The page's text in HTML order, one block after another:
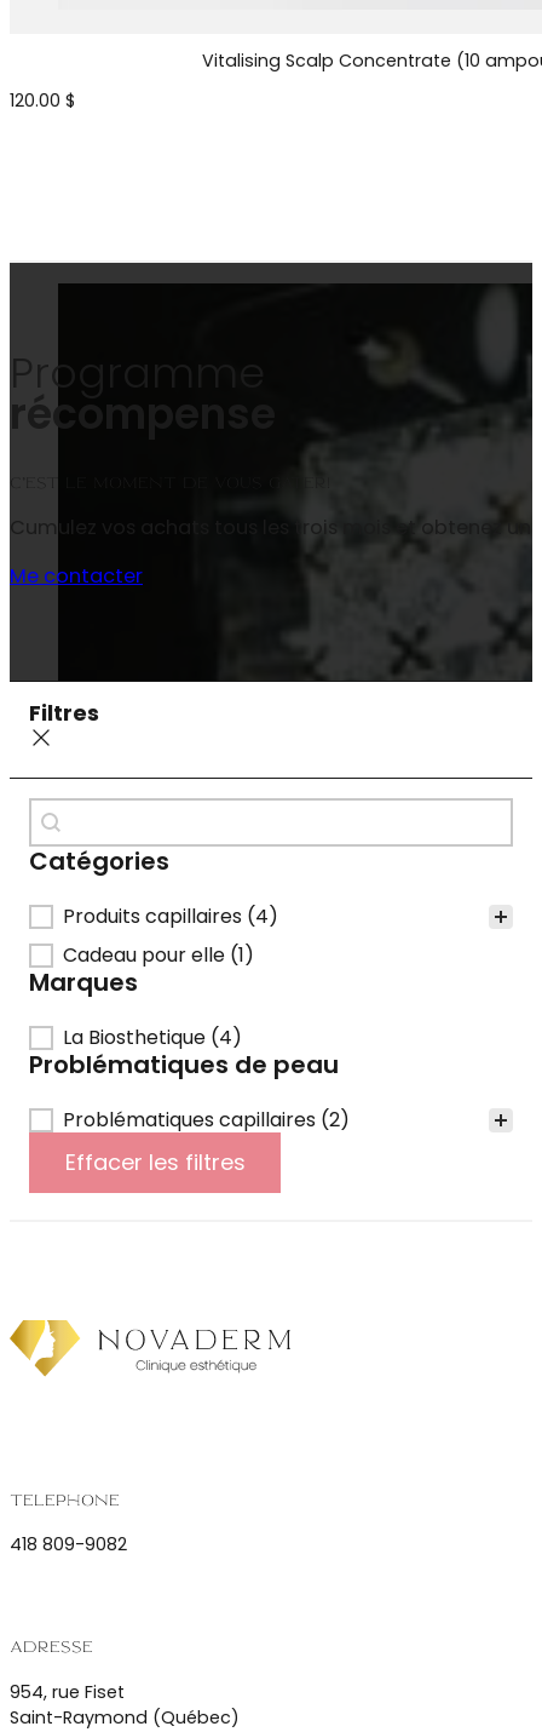
Vitalising Scalp Concentrate (10
120.00 $
Programme
récompense
Cumulez vos achats tous les trois mois et obtenez
Me contacter
Filtres
WooCommerce > Recherche
Rechercher
Catégories
Catégories
Produits capillaires (4)
Cadeau pour elle (1)
Marques
Marques
La Biosthetique (4)
Problématiques de peau
Problématiques de peau
Problématiques capillaires (2)
Effacer les filtres
Téléphone
418 809-9082
Adresse
954, rue Fiset
Saint-Raymond (Québec)